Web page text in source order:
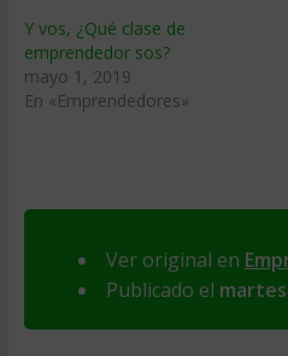
Y vos, ¿Qué clase de
emprendedor sos?
mayo 1, 2019
En «Emprendedores»
Ver original en
Publicado el